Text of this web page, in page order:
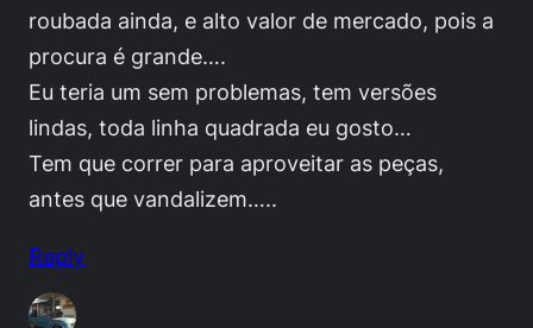
roubada ainda, e alto valor de mercado, pois a
procura é grande….
Eu teria um sem problemas, tem versões
lindas, toda linha quadrada eu gosto…
Tem que correr para aproveitar as peças,
antes que vandalizem…..
Reply